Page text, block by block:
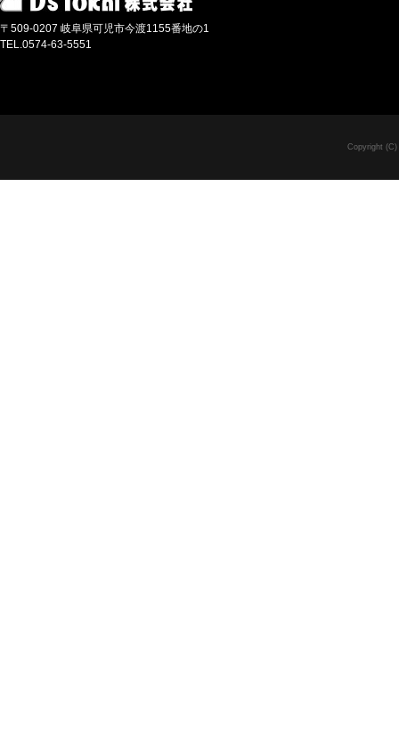
〒509-0207 岐阜県可児市今渡1155番地の1
TEL.0574-63-5551
Copyright